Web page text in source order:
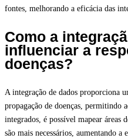
fontes, melhorando a eficácia das
Como a
influenciar a
doenças?
A integração de dados proporciona
propagação de doenças, permitindo
integrados, é possível mapear áreas
são mais necessários, aumentando a